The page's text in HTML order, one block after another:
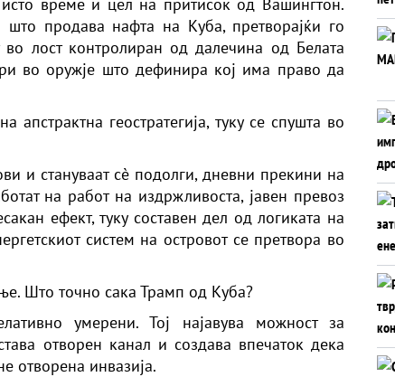
продава нафта на Куба, претворајќи го
лост контролиран од далечина од Белата
во оружје што дефинира кој има право да
апстрактна геостратегија, туку се спушта во
и стануваат сè подолги, дневни прекини на
на работ на издржливоста, јавен превоз
ефект, туку составен дел од логиката на
систем на островот се претвора во
Што точно сака Трамп од Куба?
умерени. Тој најавува можност за
отворен канал и создава впечаток дека
отворена инвазија.